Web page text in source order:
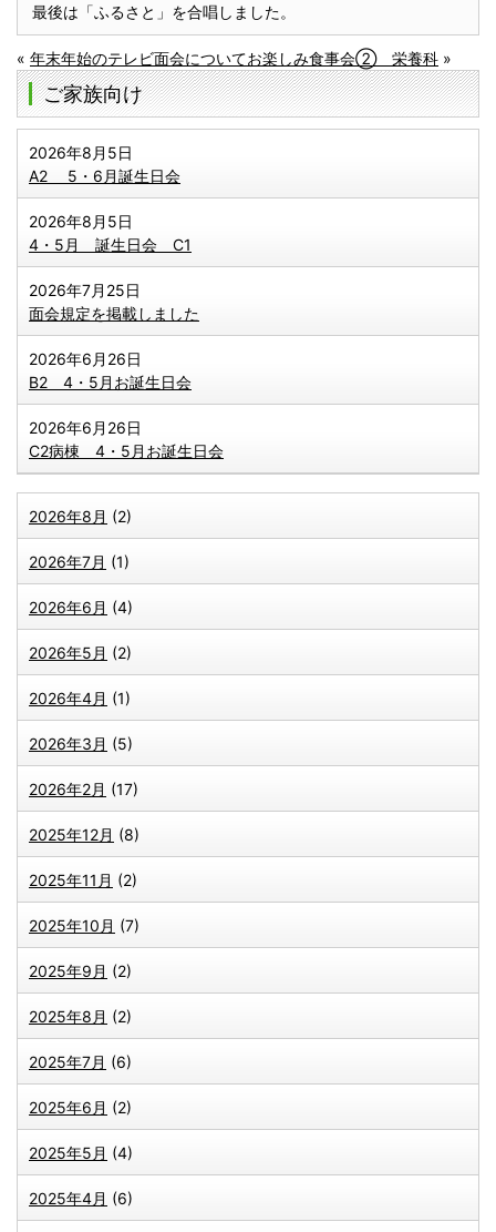
ご家族向け
2026年8月5日
A2 5・6月誕生日会
2026年8月5日
4・5月 誕生日会 C1
2026年7月25日
面会規定を掲載しました
2026年6月26日
B2 4・5月お誕生日会
2026年6月26日
C2病棟 4・5月お誕生日会
2026年8月 (2)
2026年7月 (1)
2026年6月 (4)
2026年5月 (2)
2026年4月 (1)
2026年3月 (5)
2026年2月 (17)
2025年12月 (8)
2025年11月 (2)
2025年10月 (7)
2025年9月 (2)
2025年8月 (2)
2025年7月 (6)
2025年6月 (2)
2025年5月 (4)
2025年4月 (6)
最後は「ふるさと」を合唱しました。
« 年末年始のテレビ面会についてお楽しみ食事会② 栄養科 »